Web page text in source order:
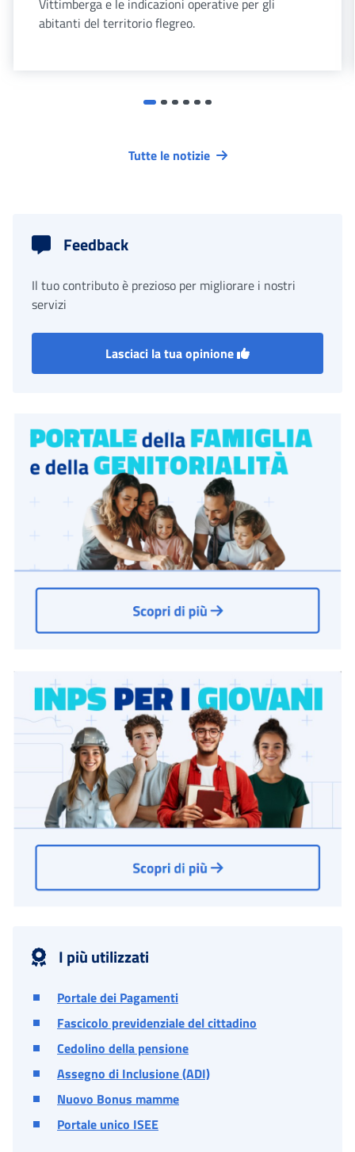
Vittimberga e le indicazioni operative per gli
abitanti del territorio flegreo.
Tutte le notizie
Feedback
Il tuo contributo è prezioso per migliorare i nostri
servizi
Lasciaci la tua opinione
I più utilizzati
Portale dei Pagamenti
Fascicolo previdenziale del cittadino
Cedolino della pensione
Assegno di Inclusione (ADI)
Nuovo Bonus mamme
Portale unico ISEE